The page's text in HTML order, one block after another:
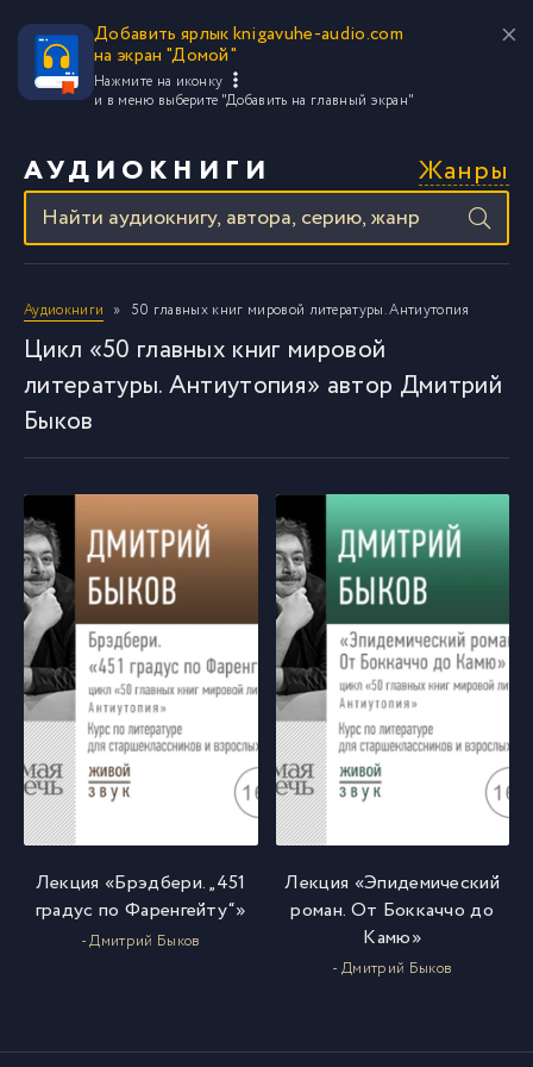
Добавить ярлык knigavuhe-audio.com
на экран "Домой"
Нажмите на иконку
и в меню выберите "Добавить на главный экран"
АУДИОКНИГИ Жанры
Аудиокниги 50 главных книг мировой литературы. Антиутопия
Цикл «50 главных книг мировой
литературы. Антиутопия» автор Дмитрий
Быков
Лекция «Брэдбери. „451
градус по Фаренгейту“»
- Дмитрий Быков
Лекция «Эпидемический
роман. От Боккаччо до
Камю»
- Дмитрий Быков